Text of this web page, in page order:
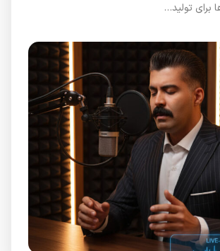
برای تولید…